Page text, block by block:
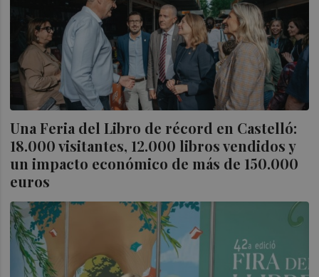
Una Feria del Libro de récord en Castelló:
18.000 visitantes, 12.000 libros vendidos y
un impacto económico de más de 150.000
euros